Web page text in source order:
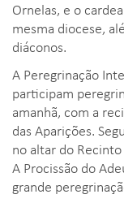
Ornelas, e o
mesma diocese,
diáconos.
A Peregrinação
participam
amanhã, com a
das Aparições.
no altar do
A Procissão do
grande